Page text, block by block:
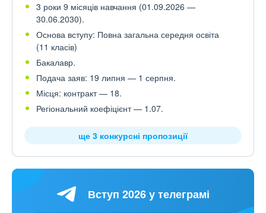
3 роки 9 місяців навчання (01.09.2026 —
30.06.2030).
Основа вступу: Повна загальна середня освіта
(11 класів)
Бакалавр.
Подача заяв: 19 липня — 1 серпня.
Місця: контракт — 18.
Регіональний коефіцієнт — 1.07.
ще 3 конкурсні пропозиції
Вступ 2026 у телеграмі